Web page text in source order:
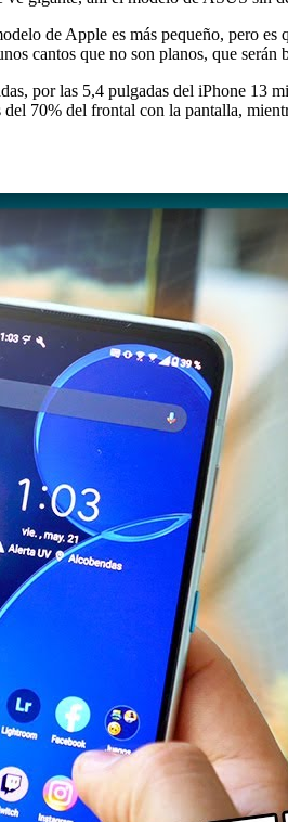
de Apple es más pequeño, pero
cantos que no son planos, que serán
por las 5,4 pulgadas del iPhone 13
70% del frontal con la pantalla,